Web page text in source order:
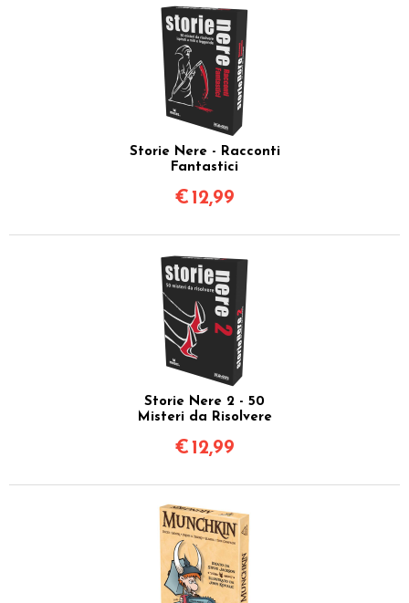
Storie Nere - Racconti
Fantastici
€ 12,99
Storie Nere 2 - 50
Misteri da Risolvere
€ 12,99